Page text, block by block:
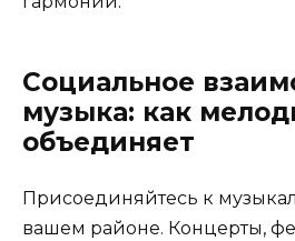
Социальное
музыка: как
объединяет
Присоединяйтесь к
вашем районе. Концерты,